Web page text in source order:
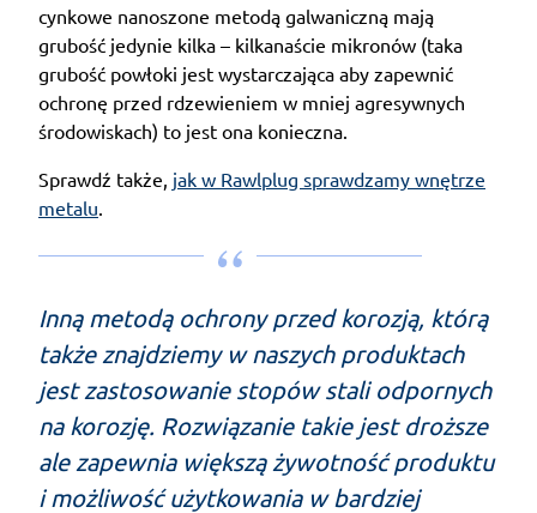
cynkowe nanoszone metodą galwaniczną mają
grubość jedynie kilka – kilkanaście mikronów (taka
grubość powłoki jest wystarczająca aby zapewnić
ochronę przed rdzewieniem w mniej agresywnych
środowiskach) to jest ona konieczna.
Sprawdź także, jak w Rawlplug sprawdzamy wnętrze
metalu
Inną metodą ochrony przed korozją, którą
także znajdziemy w naszych produktach
jest zastosowanie stopów stali odpornych
na korozję. Rozwiązanie takie jest droższe
ale zapewnia większą żywotność produktu
i możliwość użytkowania w bardziej